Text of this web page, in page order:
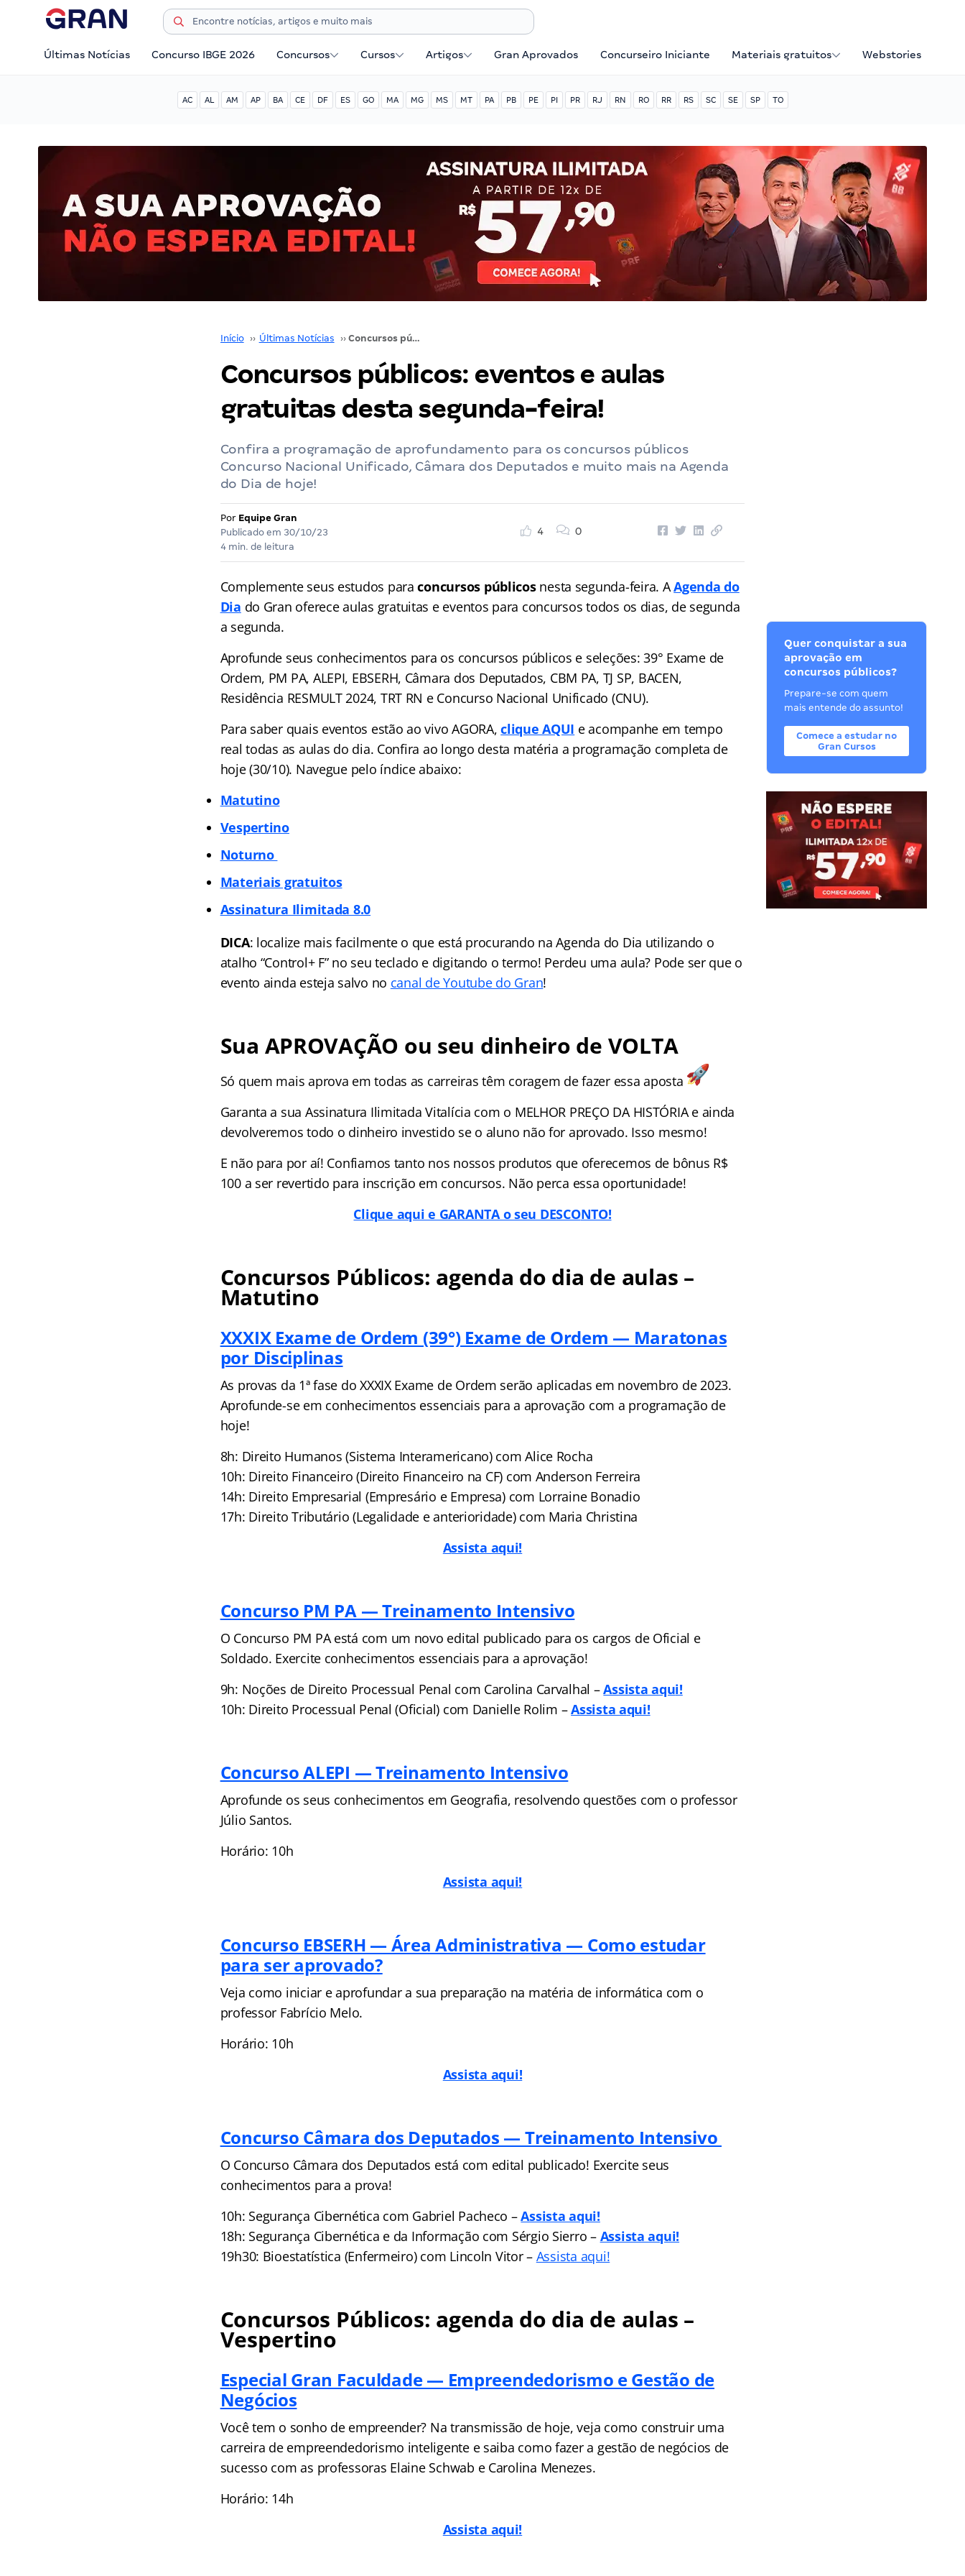
Últimas Notícias Concurso IBGE 2026 Concursos Cursos Artigos Gran Aprovados Concurseiro Iniciante Materiais gratuitos Webstories
AC AL AM AP BA CE DF ES GO MA MG MS MT PA PB PE PI PR RJ RN RO RR RS SC SE SP TO
Início ›› Últimas Notícias ›› Concursos públicos: eventos e aulas gratuitas desta segunda-feira!
Concursos públicos: eventos e aulas
gratuitas desta segunda-feira!
Confira a programação de aprofundamento para os concursos públicos
Concurso Nacional Unificado, Câmara dos Deputados e muito mais na Agenda
do Dia de hoje!
Por Equipe Gran
Publicado em 30/10/23
4 min. de leitura
4 0
Complemente seus estudos para concursos públicosnesta segunda-feira. AAgenda do
Dia do Gran oferece aulas gratuitas e eventos para concursos todos os dias, de segunda
a segunda.
Aprofunde seus conhecimentos para os concursos públicos e seleções: 39° Exame de
Ordem, PM PA, ALEPI, EBSERH, Câmara dos Deputados, CBM PA, TJ SP, BACEN,
Residência RESMULT 2024, TRT RN e Concurso Nacional Unificado (CNU).
Para saber quais eventos estão ao vivo AGORA,clique AQUI e acompanhe em tempo
real todas as aulas do dia. Confira ao longo desta matéria a programação completa de
hoje (30/10). Navegue pelo índiceabaixo:
Matutino
Vespertino
Noturno
Materiais gratuitos
Assinatura Ilimitada 8.0
DICA: localize mais facilmente o que está procurando na Agenda do Dia utilizando o
atalho “Control+ F” no seu teclado e digitando o termo! Perdeu uma aula? Pode ser que o
evento ainda esteja salvo no canal de Youtube do Gran!
Sua APROVAÇÃO ou seu dinheiro de VOLTA
Só quem mais aprova em todas as carreiras têm coragem de fazer essa aposta
Garanta a sua Assinatura Ilimitada Vitalícia com o MELHOR PREÇO DA HISTÓRIA e ainda
devolveremos todo o dinheiro investido se o aluno não for aprovado. Isso mesmo!
E não para por aí! Confiamos tanto nos nossos produtos que oferecemos de bônus R$
100 a ser revertido para inscrição em concursos. Não perca essa oportunidade!
Clique aqui e GARANTA o seu DESCONTO!
Concursos Públicos: agenda do dia de aulas –
Matutino
XXXIX Exame de Ordem (39°) Exame de Ordem — Maratonas
por Disciplinas
As provas da 1ª fase do XXXIX Exame de Ordem serão aplicadas em novembro de 2023.
Aprofunde-se em conhecimentos essenciais para a aprovação com a programação de
hoje!
8h: Direito Humanos (Sistema Interamericano) com Alice Rocha
10h: Direito Financeiro (Direito Financeiro na CF) com Anderson Ferreira
14h: Direito Empresarial (Empresário e Empresa) com Lorraine Bonadio
17h: Direito Tributário (Legalidade e anterioridade) com Maria Christina
Assista aqui!
Concurso PM PA — Treinamento Intensivo
O Concurso PM PA está com um novo edital publicado para os cargos de Oficial e
Soldado. Exercite conhecimentos essenciais para a aprovação!
9h: Noções de Direito Processual Penal com Carolina Carvalhal –Assista aqui!
10h: Direito Processual Penal (Oficial) com Danielle Rolim –Assista aqui!
Concurso ALEPI — Treinamento Intensivo
Aprofunde os seus conhecimentos em Geografia, resolvendo questões com o professor
Júlio Santos.
Horário: 10h
Assista aqui!
Concurso EBSERH — Área Administrativa — Como estudar
para ser aprovado?
Veja como iniciar e aprofundar a sua preparação na matéria de informática com o
professor Fabrício Melo.
Horário: 10h
Assista aqui!
Concurso Câmara dos Deputados — Treinamento Intensivo
O Concurso Câmara dos Deputados está com edital publicado! Exercite seus
conhecimentos para a prova!
10h: Segurança Cibernética com Gabriel Pacheco –Assista aqui!
18h: Segurança Cibernética e da Informação com Sérgio Sierro – Assista aqui!
19h30: Bioestatística (Enfermeiro) com Lincoln Vitor – Assista aqui!
Concursos Públicos: agenda do dia de aulas –
Vespertino
Especial Gran Faculdade — Empreendedorismo e Gestão de
Negócios
Você tem o sonho de empreender? Na transmissão de hoje, veja como construir uma
carreira de empreendedorismo inteligente e saiba como fazer a gestão de negócios de
sucesso com as professoras Elaine Schwab e Carolina Menezes.
Horário: 14h
Assista aqui!
Quer conquistar a sua
aprovação em
concursos públicos?
Prepare-se com quem
mais entende do assunto!
Comece a estudar no
Gran Cursos